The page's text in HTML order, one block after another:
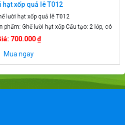
hạt xốp quả lê T012
lười hạt xốp quả lê T012
phẩm: Ghế lười hạt xốp Cấu tạo: 2 lớp, có
thước: Size S 70 x 90 cm giá 450k Size
550k Size L : 90 x 120 giá 650k
700.000 ₫
Mua ngay